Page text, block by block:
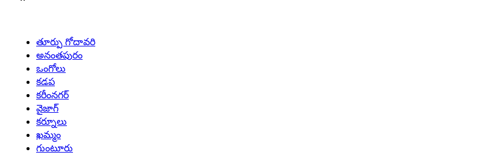
తూర్పు గోదావరి
అనంతపురం
ఒంగోలు
కడప
కరీంనగర్
వైజాగ్
కర్నూలు
ఖమ్మం
గుంటూరు